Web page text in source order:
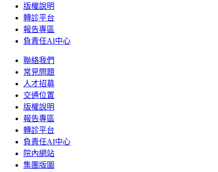
版權說明
轉診平台
報告專區
負責任AI中心
聯絡我們
常見問題
人才招募
交通位置
版權說明
報告專區
轉診平台
負責任AI中心
院內網站
集團版圖